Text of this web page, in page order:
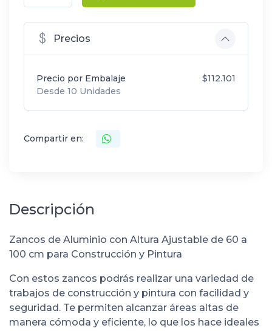
Precios
Precio por Embalaje
Desde 10 Unidades
$112.101
Compartir en:
Descripción
Zancos de Aluminio con Altura Ajustable de 60 a
100 cm para Construcción y Pintura
Con estos zancos podrás realizar una variedad de
trabajos de construcción y pintura con facilidad y
seguridad. Te permiten alcanzar áreas altas de
manera cómoda y eficiente, lo que los hace ideales